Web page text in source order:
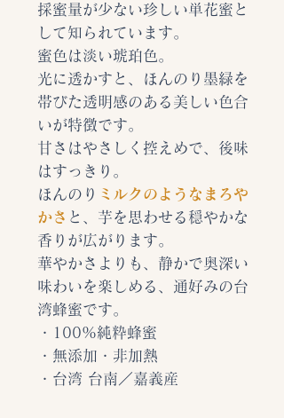
採蜜量が少ない珍しい単花蜜と
して知られています。
蜜色は淡い琥珀色。
光に透かすと、ほんのり墨緑を
帯びた透明感のある美しい色合
いが特徴です。
甘さはやさしく控えめで、後味
はすっきり。
ほんのり ミルクのようなまろや
かさ と、芋を思わせる穏やかな
香りが広がります。
華やかさよりも、静かで奥深い
味わいを楽しめる、通好みの台
湾蜂蜜です。
・100%純粋蜂蜜
・無添加・非加熱
・台湾 台南／嘉義産